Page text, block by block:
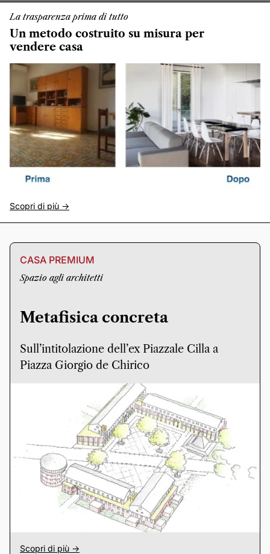
La trasparenza prima di tutto
Un metodo costruito su misura per
vendere casa
Scopri di più ->
CASA PREMIUM
Spazio agli architetti
Metafisica concreta
Sull’intitolazione dell’ex Piazzale Cilla a
Piazza Giorgio de Chirico
Scopri di più ->